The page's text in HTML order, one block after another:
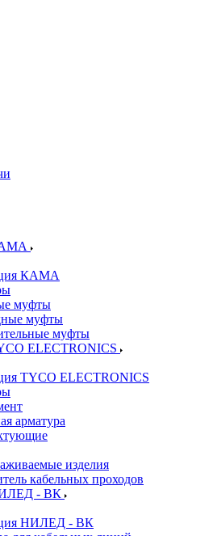
КАМА
муфты
муфты
муфты
ELECTRONICS
TYCO ELECTRONICS
арматура
изделия
кабельных проходов
- ВК
НИЛЕД - ВК